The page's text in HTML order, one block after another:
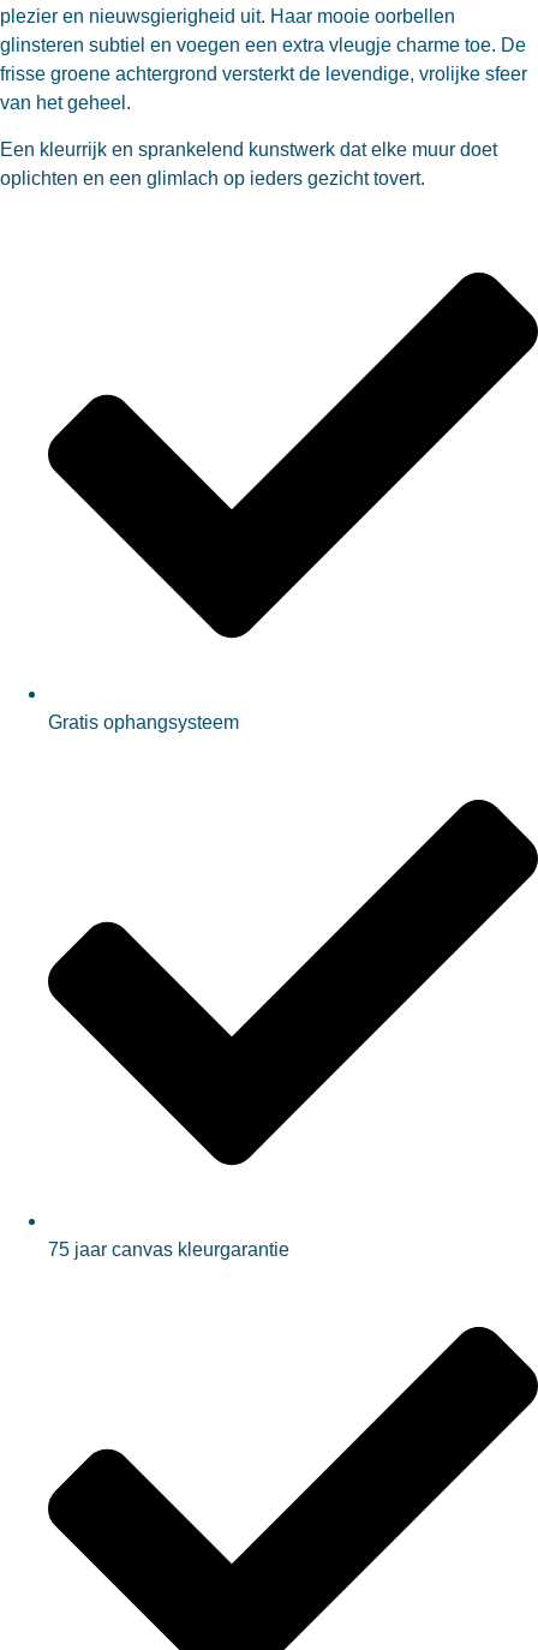
plezier en nieuwsgierigheid uit. Haar mooie oorbellen
glinsteren subtiel en voegen een extra vleugje charme toe. De
frisse groene achtergrond versterkt de levendige, vrolijke sfeer
van het geheel.
Een kleurrijk en sprankelend kunstwerk dat elke muur doet
oplichten en een glimlach op ieders gezicht tovert.
Gratis ophangsysteem
75 jaar canvas kleurgarantie